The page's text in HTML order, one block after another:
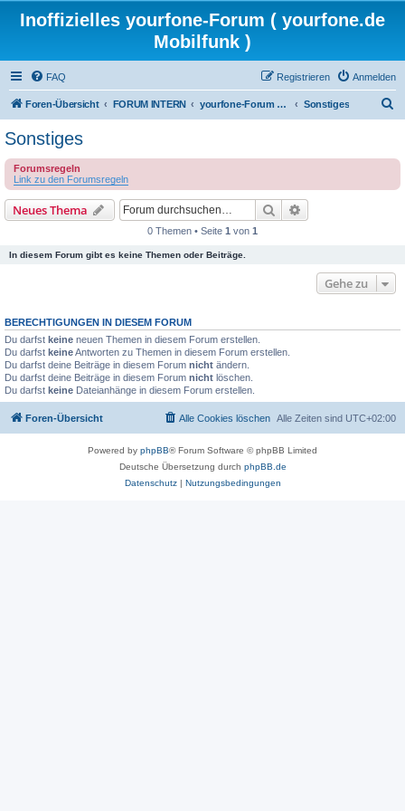
Inoffizielles yourfone-Forum ( yourfone.de
Mobilfunk )
FAQ Anmelden
Registrieren
Foren-Übersicht FORUM INTERN yourfone-Forum Community Sonstiges
e
Sonstiges
Forumsregeln
Link zu den Forumsregeln
Neues Thema Suche
0 Themen • Seite 1 von 1
In diesem Forum gibt es keine Themen oder Beiträge.
Gehe zu
BERECHTIGUNGEN IN DIESEM FORUM
Du darfst keine neuen Themen in diesem Forum erstellen.
Du darfst keineAntworten zu Themen in diesem Forum erstellen.
Du darfst deine Beiträge in diesem Forum nicht ändern.
Du darfst deine Beiträge in diesem Forum nicht löschen.
Du darfst keine Dateianhänge in diesem Forum erstellen.
Foren-Übersicht Alle Zeiten sind UTC+02:00
Alle Cookies löschen
Powered by phpBB® Forum Software © phpBB Limited
Deutsche Übersetzung durch phpBB.de
Datenschutz| Nutzungsbedingungen